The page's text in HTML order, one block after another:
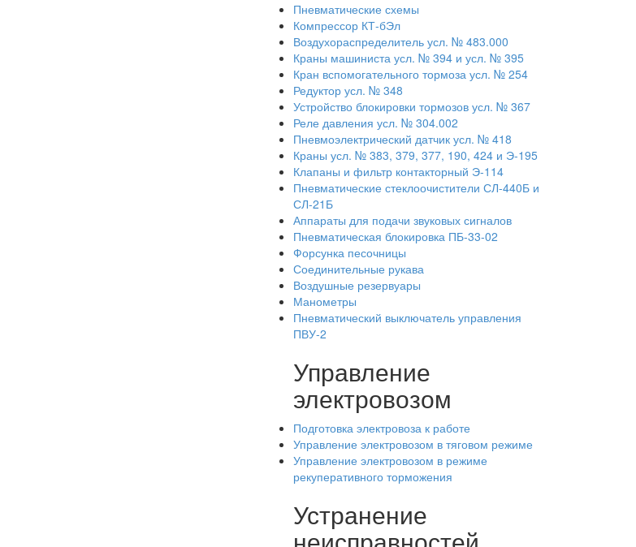
Пневматические схемы
Компрессор КТ-бЭл
Воздухораспределитель усл. № 483.000
Краны машиниста усл. № 394 и усл. № 395
Кран вспомогательного тормоза усл. № 254
Редуктор усл. № 348
Устройство блокировки тормозов усл. № 367
Реле давления усл. № 304.002
Пневмоэлектрический датчик усл. № 418
Краны усл. № 383, 379, 377, 190, 424 и Э-195
Клапаны и фильтр контакторный Э-114
Пневматические стеклоочистители СЛ-440Б и
СЛ-21Б
Аппараты для подачи звуковых сигналов
Пневматическая блокировка ПБ-33-02
Форсунка песочницы
Соединительные рукава
Воздушные резервуары
Манометры
Пневматический выключатель управления
ПВУ-2
Управление
электровозом
Подготовка электровоза к работе
Управление электровозом в тяговом режиме
Управление электровозом в режиме
рекуперативного торможения
Устранение